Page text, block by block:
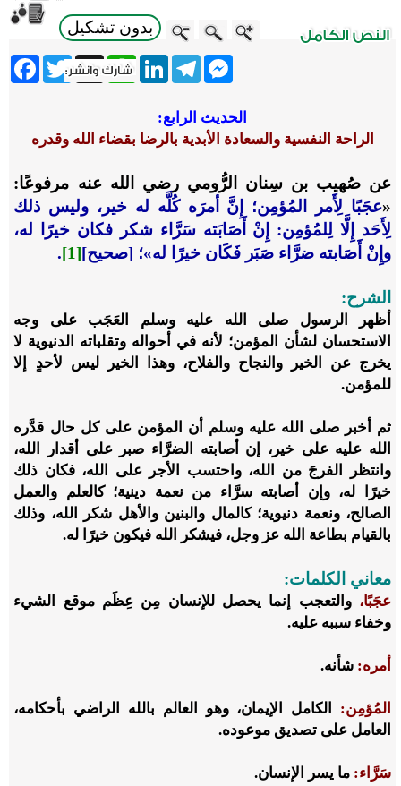
بدون تشكيل
Twitter X
WhatsApp
LinkedInTelegram
Messenger
الحديث الرابع:
الراحة النفسية والسعادة الأبدية بالرضا بقضاء الله وقدره
عن صُهيب بن سِنان الرُّوميرضي الله عنه مرفوعًا:
«عجَبًا لِأَمر المُؤمِن؛ إِنَّ أمرَه كُلَّه له خير، وليس ذلك
لِأَحَد إِلَّا لِلمُؤمِن: إِنْ أَصَابَته سَرَّاء شكر فكان خيرًا له،
وإِنْ أَصَابته ضرَّاء صَبَر فَكَان خيرًا له»؛ [صحيح][1]
.
الشرح:
أظهر الرسول صلى الله عليه وسلم العَجَب على وجه
الاستحسان لشأن المؤمن؛ لأنه في أحواله وتقلباته الدنيوية لا
يخرج عن الخير والنجاح والفلاح، وهذا الخير ليس لأحدٍ إلا
للمؤمن.
ثم أخبر صلى الله عليه وسلم أن المؤمن على كل حال قدَّره
الله عليه على خير، إن أصابته الضرَّاء صبر على أقدار الله،
وانتظر الفرجَ من الله، واحتسب الأجر على الله، فكان ذلك
خيرًا له، وإن أصابته سرَّاء من نعمة دينية؛ كالعلم والعمل
الصالح، ونعمة دنيوية؛ كالمال والبنين والأهل شكر الله، وذلك
بالقيام بطاعة الله عز وجل، فيشكر الله فيكون خيرًا له.
معاني الكلمات:
عجَبًا، والتعجب إنما يحصل للإنسان مِن عِظَم موقع الشيء
وخفاء سببه عليه.
أمره: شأنه.
المُؤمِن: الكامل الإيمان، وهو العالم بالله الراضي بأحكامه،
العامل على تصديق موعوده.
سَرَّاء: ما يسر الإنسان.